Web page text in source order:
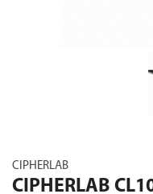
CIPHERLAB
CIPHERLAB